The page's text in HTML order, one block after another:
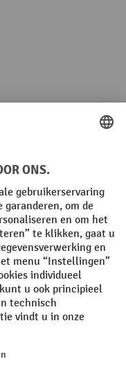
Copyright
delivery charges,
De korting is niet van
| ² De korting